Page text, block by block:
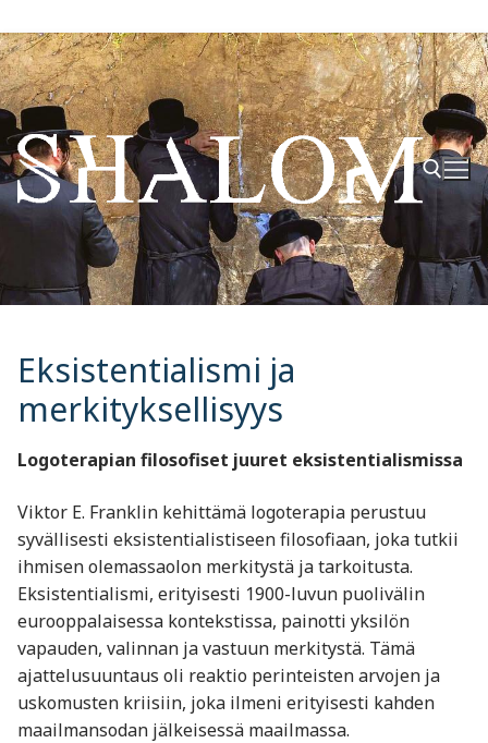
Hyppää
sisältöön
Hae:
Eksistentialismi ja
merkityksellisyys
Logoterapian filosofiset juuret eksistentialismissa
Viktor E. Franklin kehittämä logoterapia perustuu
syvällisesti eksistentialistiseen filosofiaan, joka tutkii
ihmisen olemassaolon merkitystä ja tarkoitusta.
Eksistentialismi, erityisesti 1900-luvun puolivälin
eurooppalaisessa kontekstissa, painotti yksilön
vapauden, valinnan ja vastuun merkitystä. Tämä
ajattelusuuntaus oli reaktio perinteisten arvojen ja
uskomusten kriisiin, joka ilmeni erityisesti kahden
maailmansodan jälkeisessä maailmassa.